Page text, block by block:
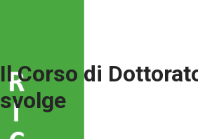
Il Corso di
svolge